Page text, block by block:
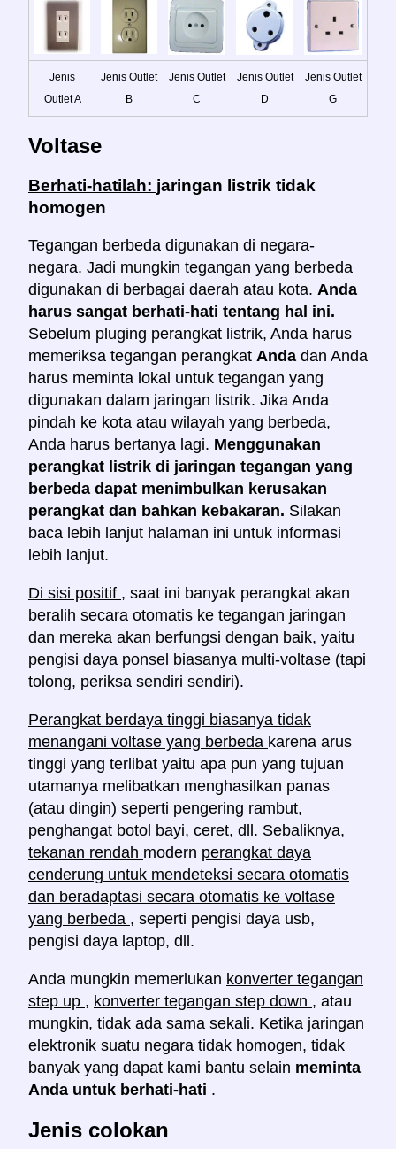
Jenis
Outlet A
Jenis Outlet
B
Jenis Outlet
C
Jenis Outlet
D
Jenis Outlet
G
Voltase
Berhati-hatilah: jaringan listrik tidak
homogen
Tegangan berbeda digunakan di negara-
negara. Jadi mungkin tegangan yang berbeda
digunakan di berbagai daerah atau kota. Anda
harus sangat berhati-hati tentang hal ini.
Sebelum pluging perangkat listrik, Anda harus
memeriksa tegangan perangkat Anda dan Anda
harus meminta lokal untuk tegangan yang
digunakan dalam jaringan listrik. Jika Anda
pindah ke kota atau wilayah yang berbeda,
Anda harus bertanya lagi. Menggunakan
perangkat listrik di jaringan tegangan yang
berbeda dapat menimbulkan kerusakan
perangkat dan bahkan kebakaran. Silakan
baca lebih lanjut halaman ini untuk informasi
lebih lanjut.
Di sisi positif , saat ini banyak perangkat akan
beralih secara otomatis ke tegangan jaringan
dan mereka akan berfungsi dengan baik, yaitu
pengisi daya ponsel biasanya multi-voltase (tapi
tolong, periksa sendiri sendiri).
Perangkat berdaya tinggi biasanya tidak
menangani voltase yang berbeda karena arus
tinggi yang terlibat yaitu apa pun yang tujuan
utamanya melibatkan menghasilkan panas
(atau dingin) seperti pengering rambut,
penghangat botol bayi, ceret, dll. Sebaliknya,
tekanan rendah modern perangkat daya
cenderung untuk mendeteksi secara otomatis
dan beradaptasi secara otomatis ke voltase
yang berbeda , seperti pengisi daya usb,
pengisi daya laptop, dll.
Anda mungkin memerlukan konverter tegangan
step up , konverter tegangan step down , atau
mungkin, tidak ada sama sekali. Ketika jaringan
elektronik suatu negara tidak homogen, tidak
banyak yang dapat kami bantu selain meminta
Anda untuk berhati-hati .
Jenis colokan